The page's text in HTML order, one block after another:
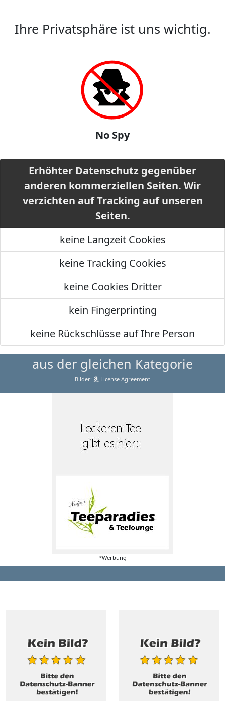
Ihre Privatsphäre ist uns wichtig.
No Spy
Erhöhter Datenschutz gegenüber
anderen kommerziellen Seiten. Wir
verzichten auf Tracking auf unseren
Seiten.
keine Langzeit Cookies
keine Tracking Cookies
keine Cookies Dritter
kein Fingerprinting
keine Rückschlüsse auf Ihre Person
aus der gleichen Kategorie
Bilder: License Agreement
*Werbung